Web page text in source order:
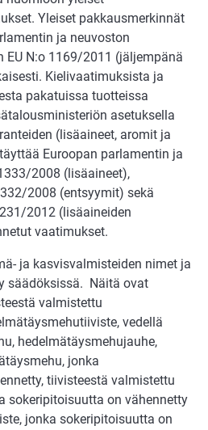
Yleiset pakkausmerkinnät
ja neuvoston
EU N:o 1169/2011 (jäljempänä
Kielivaatimuksista ja
pakatuissa tuotteissa
asetuksella
(lisäaineet, aromit ja
Euroopan parlamentin ja
2008 (lisäaineet),
2008 (entsyymit) sekä
2012 (lisäaineiden
vaatimukset.
ja kasvisvalmisteiden nimet ja
säädöksissä. Näitä ovat
valmistettu
vedellä
hedelmätäysmehujauhe,
jonka
tiivisteestä valmistettu
sokeripitoisuutta on vähennetty
jonka sokeripitoisuutta on